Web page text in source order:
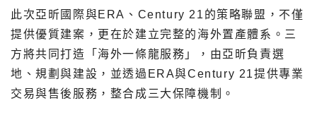
此次亞昕國際與ERA、Century 21的策略聯盟，不僅
提供優質建案，更在於建立完整的海外置產體系。三
方將共同打造「海外一條龍服務」，由亞昕負責選
地、規劃與建設，並透過ERA與Century 21提供專業
交易與售後服務，整合成三大保障機制。